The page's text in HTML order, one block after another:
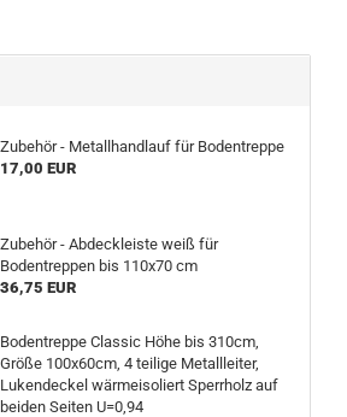
Zubehör - Metallhandlauf für Bodentreppe
17,00 EUR
Zubehör - Abdeckleiste weiß für
Bodentreppen bis 110x70 cm
36,75 EUR
Bodentreppe Classic Höhe bis 310cm,
Größe 100x60cm, 4 teilige Metallleiter,
Lukendeckel wärmeisoliert Sperrholz auf
beiden Seiten U=0,94